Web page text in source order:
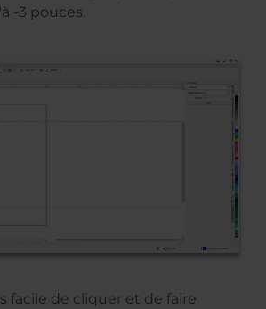
-3 pouces.
facile de cliquer et de faire